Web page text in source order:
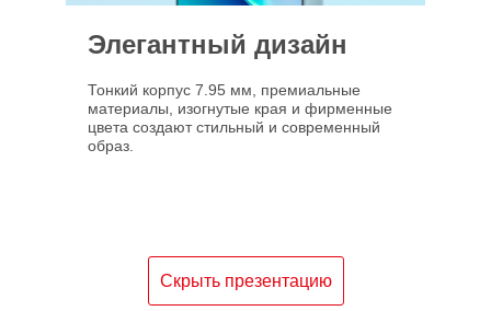
Элегантный дизайн
Тонкий корпус 7.95 мм, премиальные
материалы, изогнутые края и фирменные
цвета создают стильный и современный
образ.
Скрыть презентацию